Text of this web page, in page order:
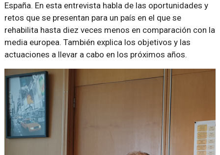
España. En esta entrevista habla de las oportunidades y
retos que se presentan para un país en el que se
rehabilita hasta diez veces menos en comparación con la
media europea. También explica los objetivos y las
actuaciones a llevar a cabo en los próximos años.